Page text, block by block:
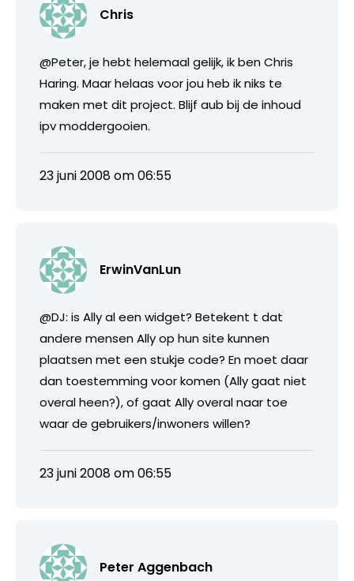
Chris
@Peter, je hebt helemaal gelijk, ik ben Chris
Haring. Maar helaas voor jou heb ik niks te
maken met dit project. Blijf aub bij de inhoud
ipv moddergooien.
23 juni 2008 om 06:55
ErwinVanLun
@DJ: is Ally al een widget? Betekent t dat
andere mensen Ally op hun site kunnen
plaatsen met een stukje code? En moet daar
dan toestemming voor komen (Ally gaat niet
overal heen?), of gaat Ally overal naar toe
waar de gebruikers/inwoners willen?
23 juni 2008 om 06:55
Peter Aggenbach